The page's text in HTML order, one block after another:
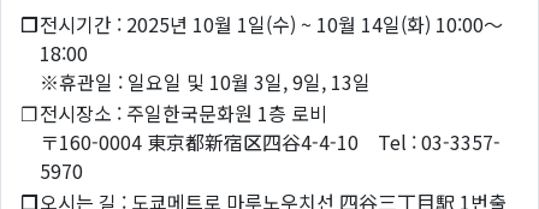
❐전시기간 : 2025년 10월 1일(수) ~ 10월 14일(화) 10:00〜
18:00
※휴관일 : 일요일 및 10월 3일, 9일, 13일
❐전시장소 : 주일한국문화원 1층 로비
〒160-0004 東京都新宿区四谷4-4-10 Tel : 03-3357-
5970
❐오시는 길 : 도쿄메트로 마루노우치선 四谷三丁目駅 1번출